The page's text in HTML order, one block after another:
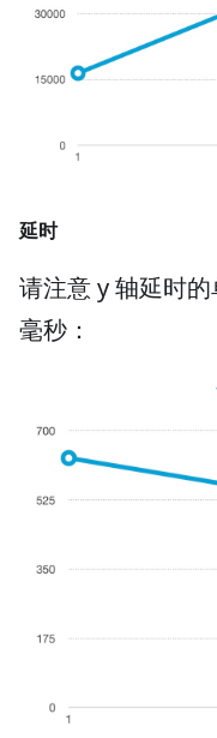
延时
请注意 y 轴延时
毫秒：